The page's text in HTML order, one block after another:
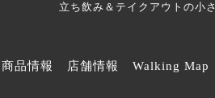
立ち飲み＆テイクアウトの小
商品情報 店舗情報 Walking Map